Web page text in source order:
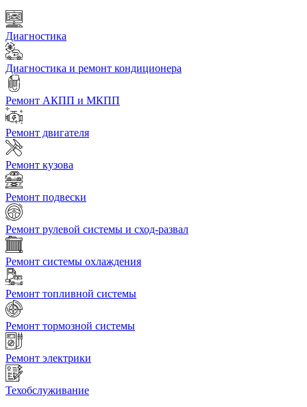
Диагностика
Диагностика и ремонт кондиционера
Ремонт АКПП и МКПП
Ремонт двигателя
Ремонт кузова
Ремонт подвески
Ремонт рулевой системы и сход-развал
Ремонт системы охлаждения
Ремонт топливной системы
Ремонт тормозной системы
Ремонт электрики
Техобслуживание